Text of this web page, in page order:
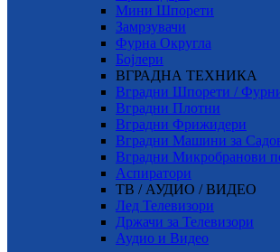
Мини Шпорети
Замрзувачи
Фурна Округла
Бојлери
ВГРАДНА ТЕХНИКА
Вградни Шпорети /
Вградни Плотни
Вградни Фрижидери
Вградни Машини за
Вградни Микробранови
Аспиратори
ТВ / АУДИО / ВИДЕО
Лед Телевизори
Држачи за Телевизори
Аудио и Видео